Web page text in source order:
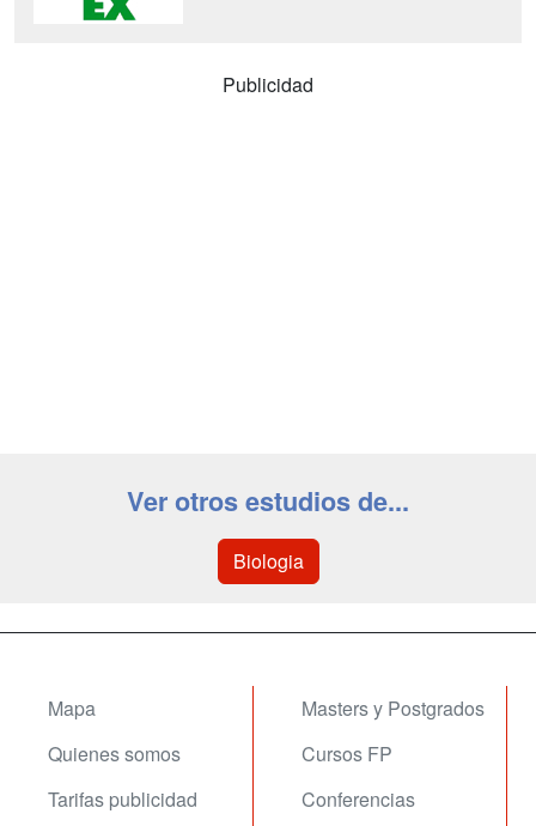
Publicidad
Ver otros estudios de...
Biologia
Mapa
Quienes somos
Tarifas publicidad
Masters y Postgrados
Cursos FP
Conferencias